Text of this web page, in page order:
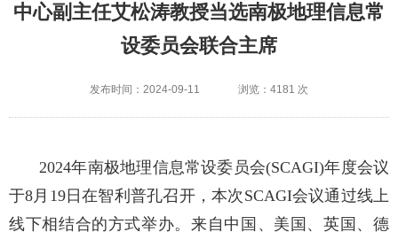
中心副主任艾松涛教授当选南极地理信息常
设委员会联合主席
发布时间：2024-09-11 浏览：4181 次
2024年南极地理信息常设委员会(SCAGI)年度会议
于8月19日在智利普孔召开，本次SCAGI会议通过线上
线下相结合的方式举办。来自中国、美国、英国、德